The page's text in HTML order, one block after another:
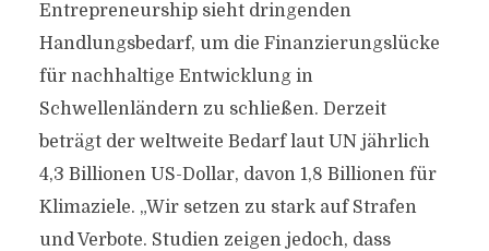
Entrepreneurship sieht dringenden
Handlungsbedarf, um die Finanzierungslücke
für nachhaltige Entwicklung in
Schwellenländern zu schließen. Derzeit
beträgt der weltweite Bedarf laut UN jährlich
4,3 Billionen US-Dollar, davon 1,8 Billionen für
Klimaziele. „Wir setzen zu stark auf Strafen
und Verbote. Studien zeigen jedoch, dass